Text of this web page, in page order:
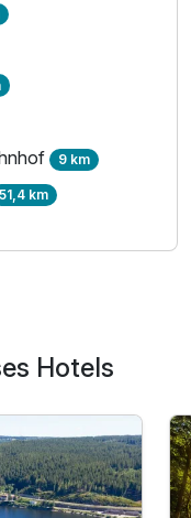
9 km
51,4 km
Hotels